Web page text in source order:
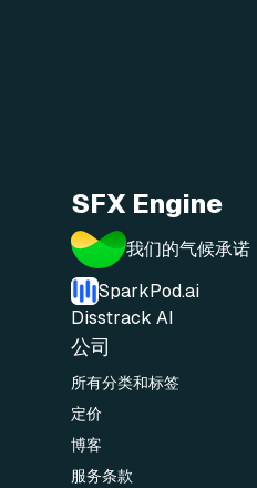
SFX Engine
我们的气候承诺
SparkPod.ai
Disstrack AI
公司
所有分类和标签
定价
博客
服务条款